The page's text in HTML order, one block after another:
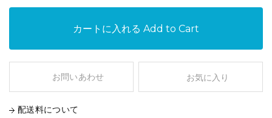
カートに入れる Add to Cart
お問いあわせ お気に入り
配送料について